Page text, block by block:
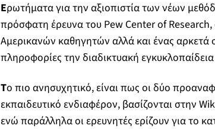
Ερωτήματα για την αξιοπιστία των νέων
πρόσφατη έρευνα του Pew Center of
Αμερικανών καθηγητών αλλά και ένας αρκετά
πληροφορίες την διαδικτυακή
Το πιο ανησυχητικό, είναι πως οι δύο
εκπαιδευτικό ενδιαφέρον, βασίζονται στην
ενώ παράλληλα οι ερευνητές ερίζουν για το